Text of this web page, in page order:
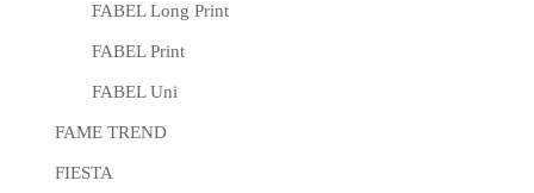
FABEL Long Print
FABEL Print
FABEL Uni
FAME TREND
FIESTA